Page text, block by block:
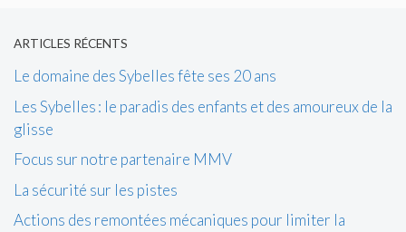
ARTICLES RÉCENTS
Le domaine des Sybelles fête ses 20 ans
Les Sybelles : le paradis des enfants et des amoureux de la
glisse
Focus sur notre partenaire MMV
La sécurité sur les pistes
Actions des remontées mécaniques pour limiter la